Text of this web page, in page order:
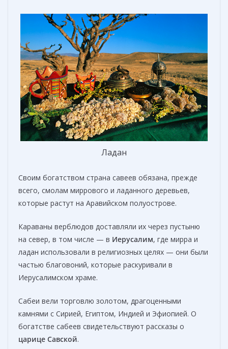
Ладан
Своим богатством страна савеев обязана, прежде
всего, смолам миррового и ладанного деревьев,
которые растут на Аравийском полуострове.
Караваны верблюдов доставляли их через пустыню
на север, в том числе — в Иерусалим, где мирра и
ладан использовали в религиозных целях — они были
частью благовоний, которые раскуривали в
Иерусалимском храме.
Сабеи вели торговлю золотом, драгоценными
камнями с Сирией, Египтом, Индией и Эфиопией. О
богатстве сабеев свидетельствуют рассказы о
царице Савской.